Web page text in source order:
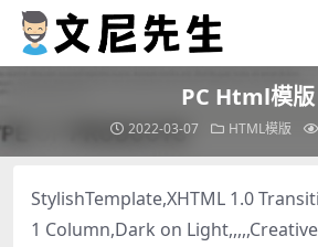
PC Html模版
2022-03-07 HTML模版
StylishTemplate,XHTML 1.0
1 Column,Dark on